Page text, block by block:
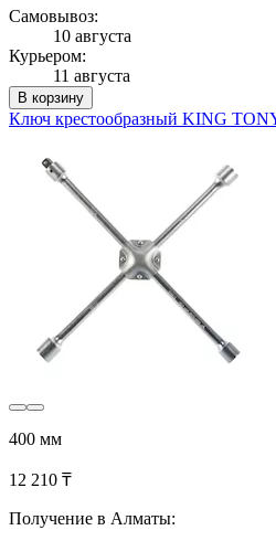
Самовывоз:
10 августа
Курьером:
11 августа
В корзину
Ключ крестообразный KING
400 мм
12 210 ₸
Получение в Алматы: